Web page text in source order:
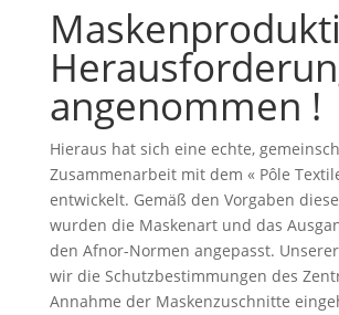
angenommen !
Hieraus hat sich eine echte,
Zusammenarbeit mit dem « Pôle
entwickelt. Gemäß den Vorgaben
wurden die Maskenart und das
den Afnor-Normen angepasst.
wir die Schutzbestimmungen des
Annahme der Maskenzuschnitte